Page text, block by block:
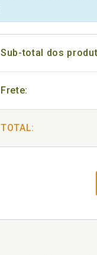
Sub-total dos
Frete:
TOTAL: